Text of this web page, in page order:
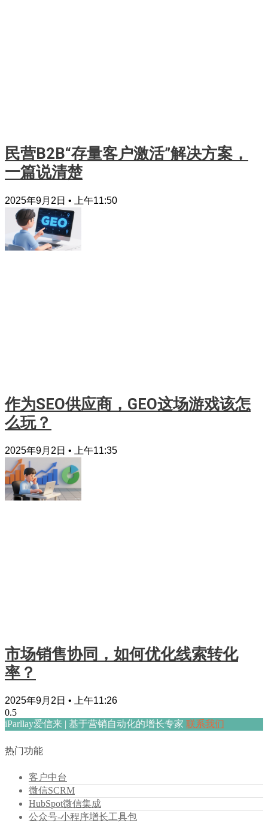
民营B2B“存量客户激活”解决方案，
一篇说清楚
2025年9月2日 上午11:50
作为SEO供应商，GEO这场游戏该怎
么玩？
2025年9月2日 上午11:35
市场销售协同，如何优化线索转化
率？
2025年9月2日 上午11:26
iParllay爱信来 | 基于营销自动化的增长专家 联系我们
热门功能
客户中台
微信SCRM
HubSpot微信集成
公众号-小程序增长工具包